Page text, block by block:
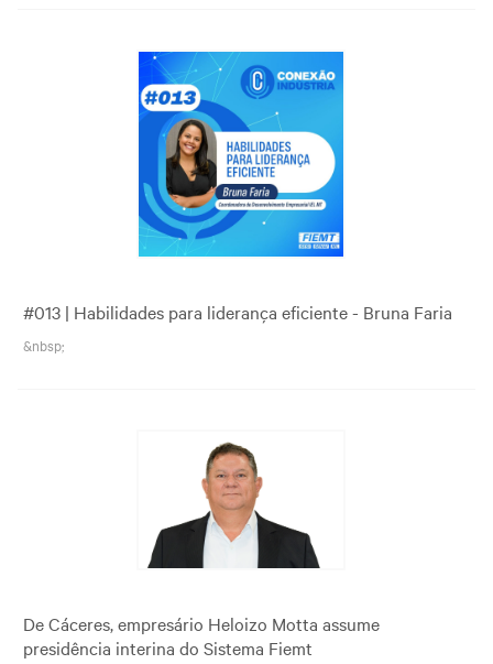
#013 | Habilidades para liderança eficiente - Bruna Faria
&nbsp;
De Cáceres, empresário Heloizo Motta assume
presidência interina do Sistema Fiemt